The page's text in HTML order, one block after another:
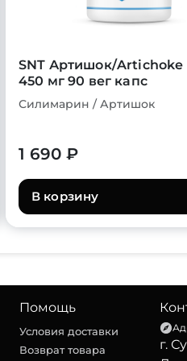
SNT Артишок/Artichoke
450 мг 90 вег капс
Силимарин / Артишок
1 690 ₽
В корзину
Помощь
Условия доставки
Возврат товара
г.